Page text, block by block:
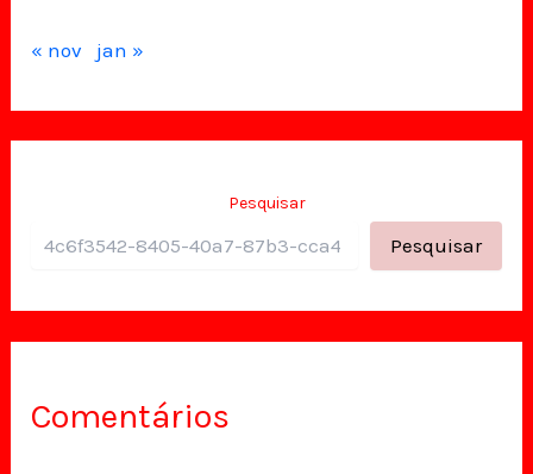
« nov jan »
Pesquisar
Pesquisar
Comentários